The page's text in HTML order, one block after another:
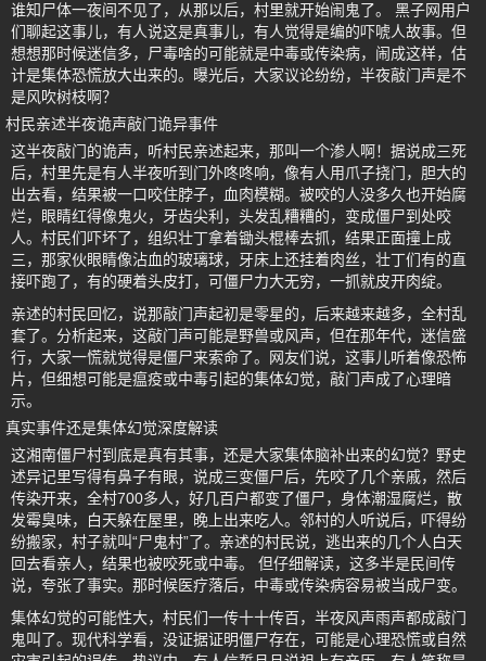
谁知尸体一夜间不见了，从那以后，村里就开始闹鬼了。 黑子网用户
们聊起这事儿，有人说这是真事儿，有人觉得是编的吓唬人故事。但
想想那时候迷信多，尸毒啥的可能就是中毒或传染病，闹成这样，估
计是集体恐慌放大出来的。曝光后，大家议论纷纷，半夜敲门声是不
是风吹树枝啊？
村民亲述半夜诡声敲门诡异事件
这半夜敲门的诡声，听村民亲述起来，那叫一个渗人啊！据说成三死
后，村里先是有人半夜听到门外咚咚响，像有人用爪子挠门，胆大的
出去看，结果被一口咬住脖子，血肉模糊。被咬的人没多久也开始腐
烂，眼睛红得像鬼火，牙齿尖利，头发乱糟糟的，变成僵尸到处咬
人。村民们吓坏了，组织壮丁拿着锄头棍棒去抓，结果正面撞上成
三，那家伙眼睛像沾血的玻璃球，牙床上还挂着肉丝，壮丁们有的直
接吓跑了，有的硬着头皮打，可僵尸力大无穷，一抓就皮开肉绽。
亲述的村民回忆，说那敲门声起初是零星的，后来越来越多，全村乱
套了。分析起来，这敲门声可能是野兽或风声，但在那年代，迷信盛
行，大家一慌就觉得是僵尸来索命了。网友们说，这事儿听着像恐怖
片，但细想可能是瘟疫或中毒引起的集体幻觉，敲门声成了心理暗
示。
真实事件还是集体幻觉深度解读
这湘南僵尸村到底是真有其事，还是大家集体脑补出来的幻觉？野史
述异记里写得有鼻子有眼，说成三变僵尸后，先咬了几个亲戚，然后
传染开来，全村700多人，好几百户都变了僵尸，身体潮湿腐烂，散
发霉臭味，白天躲在屋里，晚上出来吃人。邻村的人听说后，吓得纷
纷搬家，村子就叫“尸鬼村”了。亲述的村民说，逃出来的几个人白天
回去看亲人，结果也被咬死或中毒。 但仔细解读，这多半是民间传
说，夸张了事实。那时候医疗落后，中毒或传染病容易被当成尸变。
集体幻觉的可能性大，村民们一传十十传百，半夜风声雨声都成敲门
鬼叫了。现代科学看，没证据证明僵尸存在，可能是心理恐慌或自然